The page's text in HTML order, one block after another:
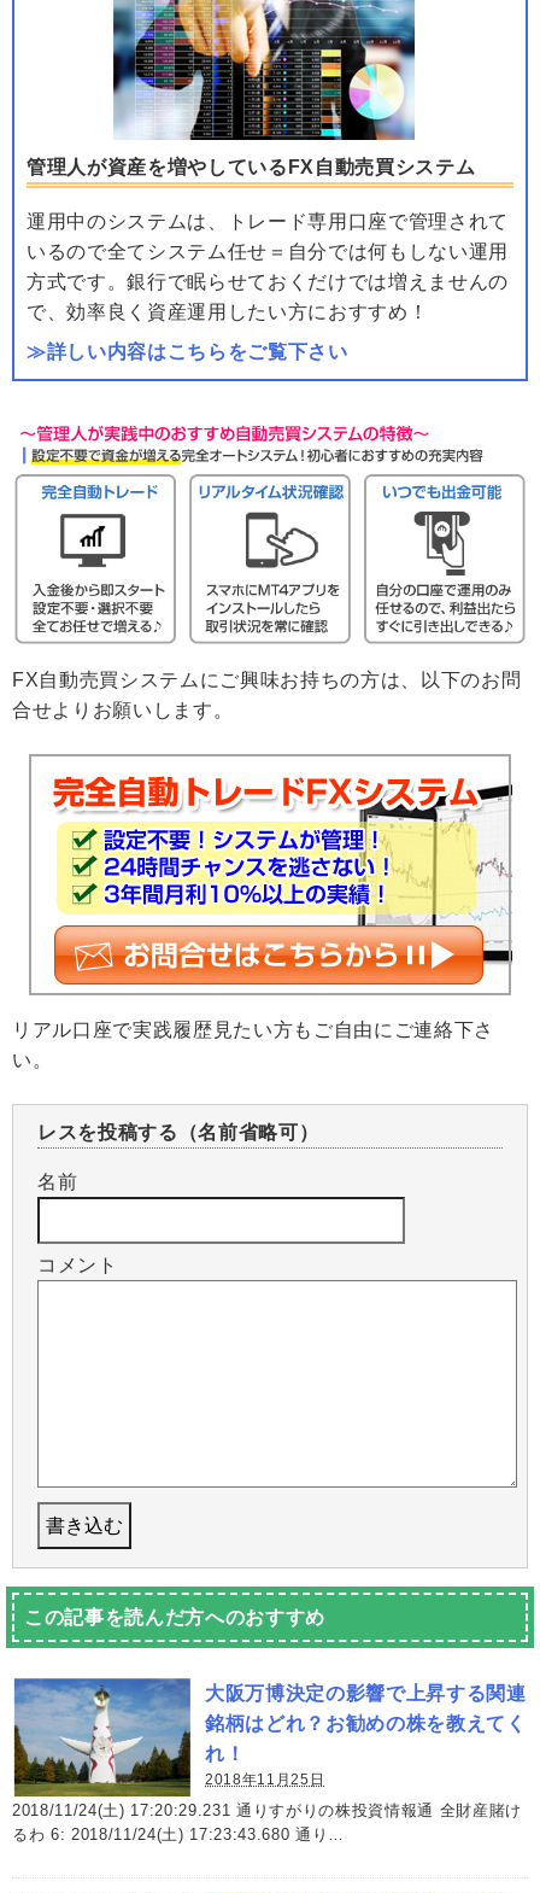
管理人が資産を増やしているFX自動売買システム
運用中のシステムは、トレード専用口座で管理されて
いるので全てシステム任せ＝自分では何もしない運用
方式です。銀行で眠らせておくだけでは増えませんの
で、効率良く資産運用したい方におすすめ！
≫詳しい内容はこちらをご覧下さい
FX自動売買システムにご興味お持ちの方は、以下のお問
合せよりお願いします。
リアル口座で実践履歴見たい方もご自由にご連絡下さ
い。
レスを投稿する（名前省略可）
名前
コメント
この記事を読んだ方へのおすすめ
大阪万博決定の影響で上昇する関連
銘柄はどれ？お勧めの株を教えてく
れ！
2018年11月25日
2018/11/24(土) 17:20:29.231 通りすがりの株投資情報通 全財産賭け
るわ 6: 2018/11/24(土) 17:23:43.680 通り…